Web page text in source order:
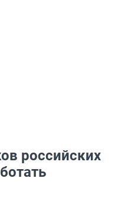
российских